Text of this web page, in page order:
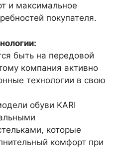
и максимальное
покупателя.
быть на передовой
компания активно
технологии в свою
обуви KARI
которые
комфорт при